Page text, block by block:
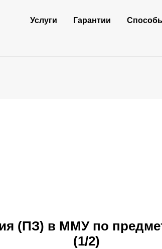
Услуги Гарантии
(ПЗ) в ММУ по
(1/2)